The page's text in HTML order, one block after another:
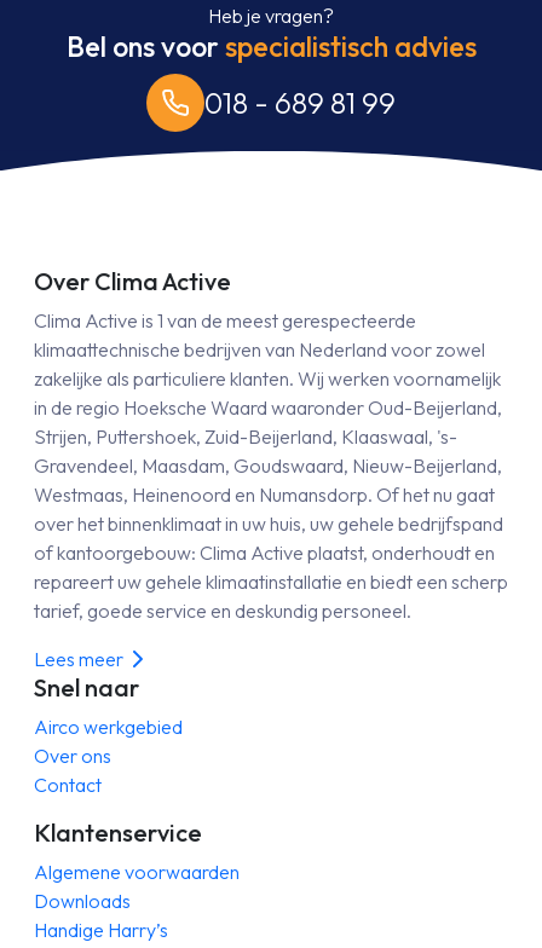
Heb je vragen?
Bel ons voorspecialistisch advies
018 - 689 81 99
Over Clima Active
Clima Active is 1 van de meest gerespecteerde
klimaattechnische bedrijven van Nederland voor zowel
zakelijke als particuliere klanten. Wij werken voornamelijk
in de regio Hoeksche Waard waaronder Oud-Beijerland,
Strijen, Puttershoek, Zuid-Beijerland, Klaaswaal, 's-
Gravendeel, Maasdam, Goudswaard, Nieuw-Beijerland,
Westmaas, Heinenoord en Numansdorp. Of het nu gaat
over het binnenklimaat in uw huis, uw gehele bedrijfspand
of kantoorgebouw: Clima Active plaatst, onderhoudt en
repareert uw gehele klimaatinstallatie en biedt een scherp
tarief, goede service en deskundig personeel.
Lees meer
Snel naar
Airco werkgebied
Over ons
Contact
Klantenservice
Algemene voorwaarden
Downloads
Handige Harry’s